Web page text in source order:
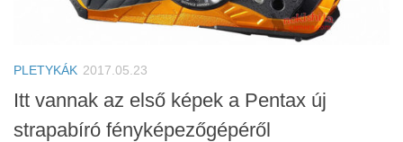
PLETYKÁK 2017.05.23
Itt vannak az első képek a Pentax új
strapabíró fényképezőgépéről